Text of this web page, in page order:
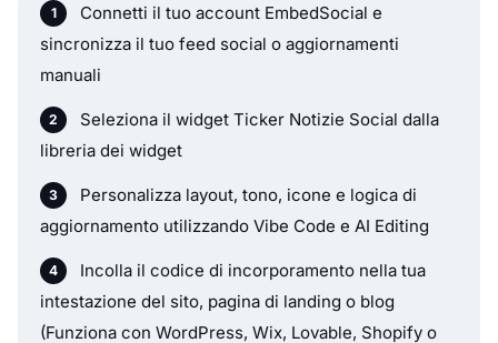
Connetti il tuo account EmbedSocial e
sincronizza il tuo feed social o aggiornamenti
manuali
Seleziona il widget Ticker Notizie Social dalla
libreria dei widget
Personalizza layout, tono, icone e logica di
aggiornamento utilizzando Vibe Code e AI Editing
Incolla il codice di incorporamento nella tua
intestazione del sito, pagina di landing o blog
(Funziona con WordPress, Wix, Lovable, Shopify o